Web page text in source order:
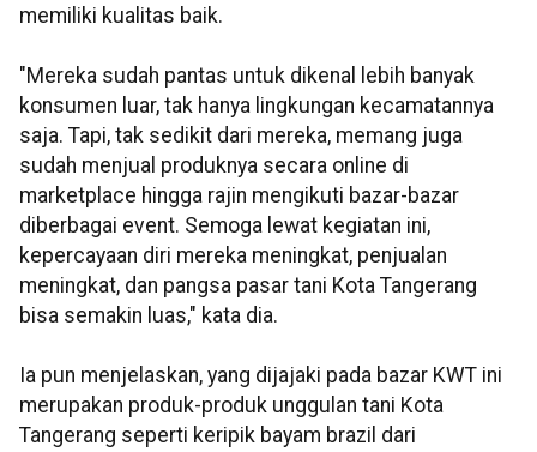
memiliki kualitas baik.
"Mereka sudah pantas untuk dikenal lebih banyak
konsumen luar, tak hanya lingkungan kecamatannya
saja. Tapi, tak sedikit dari mereka, memang juga
sudah menjual produknya secara online di
marketplace hingga rajin mengikuti bazar-bazar
diberbagai event. Semoga lewat kegiatan ini,
kepercayaan diri mereka meningkat, penjualan
meningkat, dan pangsa pasar tani Kota Tangerang
bisa semakin luas," kata dia.
Ia pun menjelaskan, yang dijajaki pada bazar KWT ini
merupakan produk-produk unggulan tani Kota
Tangerang seperti keripik bayam brazil dari